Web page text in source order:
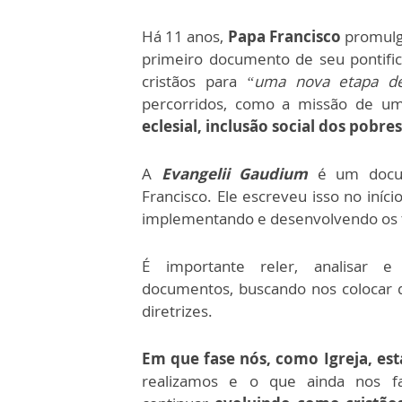
Há 11 anos, Papa Francisco
primeiro documento de seu
cristãos para “uma nova etapa
percorridos, como a missão de
eclesial, inclusão social dos pobres
A Evangelii Gaudium é um
Francisco. Ele escreveu isso no
implementando e desenvolvendo
É importante reler, analisar e
documentos, buscando nos colocar
diretrizes.
Em que fase nós, como Igreja,
realizamos e o que ainda nos